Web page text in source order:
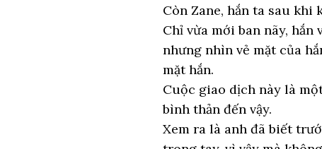
Còn Zane, hắn ta sau khi
Chỉ vừa mới ban nãy,
nhưng nhìn vẻ mặt của
mặt hắn.
Cuộc giao dịch này là
bình thản đến vậy.
Xem ra là anh đã biết